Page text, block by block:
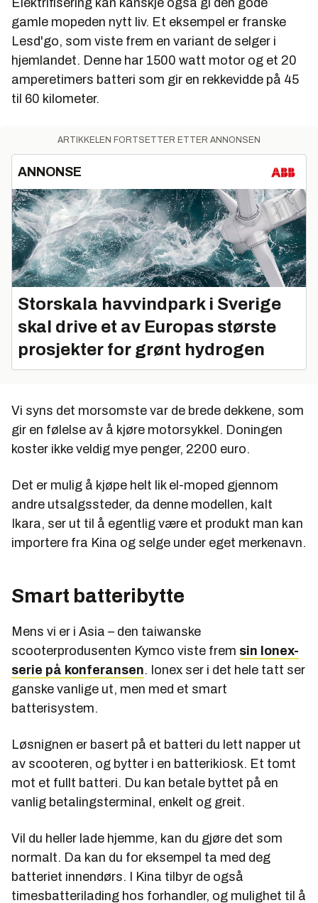
gamle mopeden nytt liv. Et eksempel er franske
Lesd'go, som viste frem en variant de selger i
hjemlandet. Denne har 1500 watt motor og et 20
amperetimers batteri som gir en rekkevidde på 45
til 60 kilometer.
ARTIKKELEN FORTSETTER ETTER ANNONSEN
ANNONSE
Storskala havvindpark i Sverige
skal drive et av Europas største
prosjekter for grønt hydrogen
Vi syns det morsomste var de brede dekkene, som
gir en følelse av å kjøre motorsykkel. Doningen
koster ikke veldig mye penger, 2200 euro.
Det er mulig å kjøpe helt lik el-moped gjennom
andre utsalgssteder, da denne modellen, kalt
Ikara, ser ut til å egentlig være et produkt man kan
importere fra Kina og selge under eget merkenavn.
Smart batteribytte
Mens vi er i Asia – den taiwanske
scooterprodusenten Kymco viste frem sin Ionex-
serie på konferansen. Ionex ser i det hele tatt ser
ganske vanlige ut, men med et smart
batterisystem.
Løsnignen er basert på et batteri du lett napper ut
av scooteren, og bytter i en batterikiosk. Et tomt
mot et fullt batteri. Du kan betale byttet på en
vanlig betalingsterminal, enkelt og greit.
Vil du heller lade hjemme, kan du gjøre det som
normalt. Da kan du for eksempel ta med deg
batteriet innendørs. I Kina tilbyr de også
timesbatterilading hos forhandler, og mulighet til å